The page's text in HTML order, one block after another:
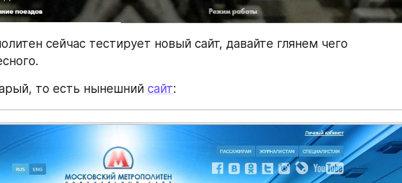
сейчас тестирует новый сайт, давайте глянем чего
то есть нынешний сайт: